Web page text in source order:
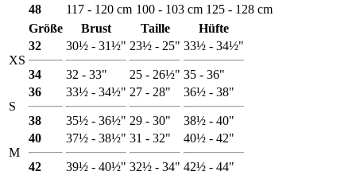
48
117 - 120 cm 100 - 103 cm 125 - 128 cm
Größe
Brust Taille Hüfte
XS
32
34
30½ - 31½"
32 - 33"
23½ - 25"
25 - 26½"
33½ - 34½"
35 - 36"
S
36
38
33½ - 34½"
35½ - 36½"
27 - 28"
29 - 30"
36½ - 38"
38½ - 40"
M
40
42
37½ - 38½"
39½ - 40½"
31 - 32"
32½ - 34"
40½ - 42"
42½ - 44"